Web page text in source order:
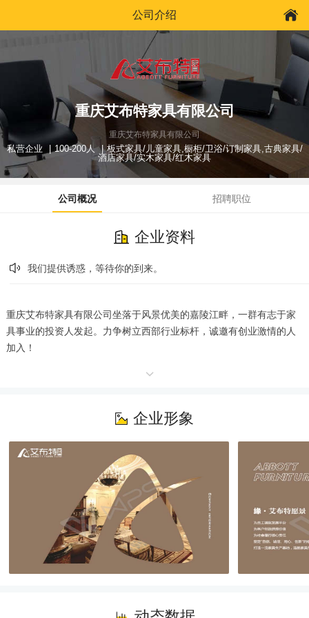
公司介绍
重庆艾布特家具有限公司
重庆艾布特家具有限公司
私营企业 100-200人
板式家具/儿童家具,橱柜/卫浴/订制家具,古典家具/
酒店家具/实木家具/红木家具
公司概况 招聘职位
企业资料
我们提供诱惑，等待你的到来。
重庆艾布特家具有限公司坐落于风景优美的嘉陵江畔，一群有志于家
具事业的投资人发起。力争树立西部行业标杆，诚邀有创业激情的人
加入！
企业形象